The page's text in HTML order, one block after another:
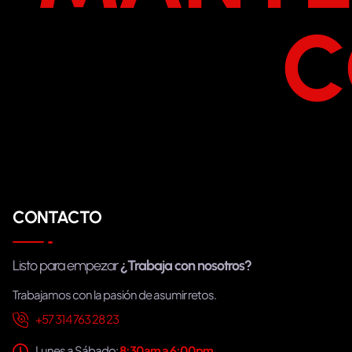
CONTACTO
Listo para empezar¿Trabaja con nosotros?
Trabajamos con la pasión de asumir retos.
+57 314 763 28 23